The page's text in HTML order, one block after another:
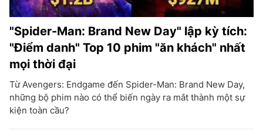
"Spider-Man: Brand New Day" lập kỳ tích:
"Điểm danh" Top 10 phim "ăn khách" nhất
mọi thời đại
Từ Avengers: Endgame đến Spider-Man: Brand New Day,
những bộ phim nào có thể biến ngày ra mắt thành một sự
kiện toàn cầu?